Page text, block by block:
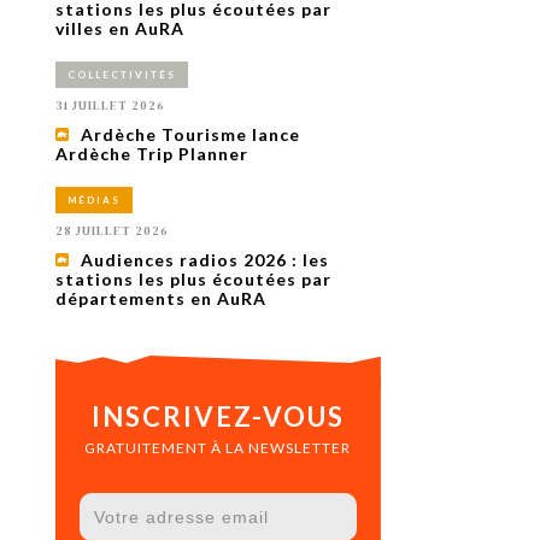
de
sur
1 AN
stations les plus écoutées par
villes en AuRA
COLLECTIVITÉS
31 JUILLET 2026
Ardèche Tourisme lance
Ardèche Trip Planner
MÉDIAS
28 JUILLET 2026
Audiences radios 2026 : les
stations les plus écoutées par
départements en AuRA
INSCRIVEZ-VOUS
GRATUITEMENT À LA NEWSLETTER